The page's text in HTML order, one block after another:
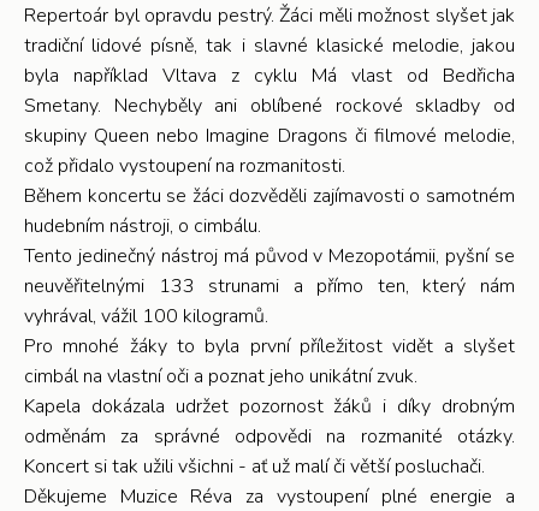
Repertoár byl opravdu pestrý. Žáci měli možnost slyšet jak
tradiční lidové písně, tak i slavné klasické melodie, jakou
byla například Vltava z cyklu Má vlast od Bedřicha
Smetany. Nechyběly ani oblíbené rockové skladby od
skupiny Queen nebo Imagine Dragons či filmové melodie,
což přidalo vystoupení na rozmanitosti.
Během koncertu se žáci dozvěděli zajímavosti o samotném
hudebním nástroji, o cimbálu.
Tento jedinečný nástroj má původ v Mezopotámii, pyšní se
neuvěřitelnými 133 strunami a přímo ten, který nám
vyhrával, vážil 100 kilogramů.
Pro mnohé žáky to byla první příležitost vidět a slyšet
cimbál na vlastní oči a poznat jeho unikátní zvuk.
Kapela dokázala udržet pozornost žáků i díky drobným
odměnám za správné odpovědi na rozmanité otázky.
Koncert si tak užili všichni - ať už malí či větší posluchači.
Děkujeme Muzice Réva za vystoupení plné energie a